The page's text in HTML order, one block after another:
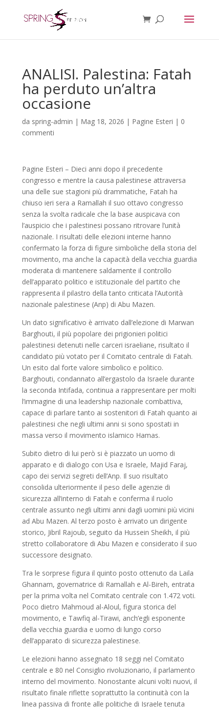
ANALISI. Palestina: Fatah
ha perduto un’altra
occasione
da spring-admin | Mag 18, 2026 | Pagine Esteri | 0
commenti
Pagine Esteri – Dieci anni dopo il precedente
congresso e mentre la causa palestinese attraversa
una delle sue stagioni più drammatiche, Fatah ha
chiuso ieri sera a Ramallah il suo ottavo congresso
senza la svolta radicale che la base auspicava con
l’auspicio che i palestinesi possano ritrovare l’unità
nazionale. I risultati delle elezioni interne hanno
confermato la forza di figure simboliche della storia del
movimento, ma anche la capacità della vecchia guardia
moderata di mantenere saldamente il controllo
dell’apparato politico e istituzionale del partito che
rappresenta il pilastro della tanto criticata l’Autorità
nazionale palestinese (Anp) di Abu Mazen.
Un dato significativo è arrivato dall’elezione di Marwan
Barghouti, il più popolare dei prigionieri politici
palestinesi detenuti nelle carceri israeliane, risultato il
candidato più votato per il Comitato centrale di Fatah.
Un esito dal forte valore simbolico e politico.
Barghouti, condannato all’ergastolo da Israele durante
la seconda Intifada, continua a rappresentare per molti
l’immagine di una leadership nazionale combattiva,
capace di parlare tanto ai sostenitori di Fatah quanto ai
palestinesi che negli ultimi anni si sono spostati in
massa verso il movimento islamico Hamas.
Subito dietro di lui però si è piazzato un uomo di
apparato e di dialogo con Usa e Israele, Majid Faraj,
capo dei servizi segreti dell’Anp. Il suo risultato
consolida ulteriormente il peso delle agenzie di
sicurezza all’interno di Fatah e conferma il ruolo
centrale assunto negli ultimi anni dagli uomini più vicini
ad Abu Mazen. Al terzo posto è arrivato un dirigente
storico, Jibril Rajoub, seguito da Hussein Sheikh, il più
stretto collaboratore di Abu Mazen e considerato il suo
successore designato.
Tra le sorprese figura il quinto posto ottenuto da Laila
Ghannam, governatrice di Ramallah e Al-Bireh, entrata
per la prima volta nel Comitato centrale con 1.472 voti.
Poco dietro Mahmoud al-Aloul, figura storica del
movimento, e Tawfiq al-Tirawi, anch’egli esponente
della vecchia guardia e uomo di lungo corso
dell’apparato di sicurezza palestinese.
Le elezioni hanno assegnato 18 seggi nel Comitato
centrale e 80 nel Consiglio rivoluzionario, il parlamento
interno del movimento. Nonostante alcuni volti nuovi, il
risultato finale riflette soprattutto la continuità con la
linea passiva di fronte alle politiche di Israele tenuta